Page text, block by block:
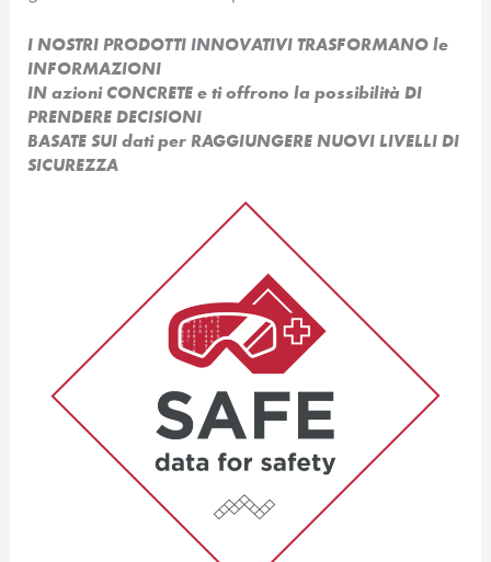
I NOSTRI PRODOTTI INNOVATIVI TRASFORMANO le
INFORMAZIONI
IN azioni CONCRETE e ti offrono la possibilità DI
PRENDERE DECISIONI
BASATE SUI dati per RAGGIUNGERE NUOVI LIVELLI DI
SICUREZZA